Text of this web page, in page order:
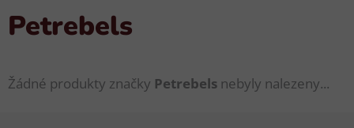
Petrebels
Žádné produkty značky Petrebels nebyly nalezeny...